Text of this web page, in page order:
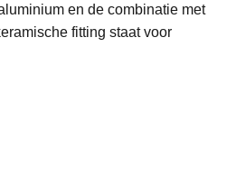
en de combinatie met
fitting staat voor